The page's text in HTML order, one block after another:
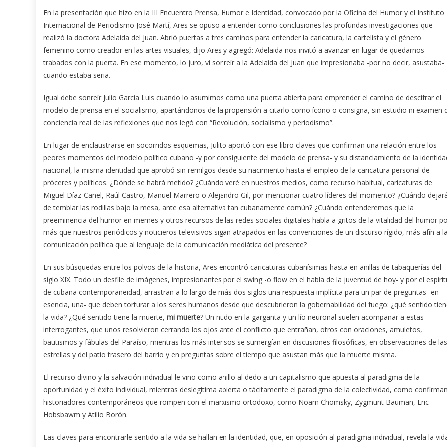
En la presentación que hizo en la III Encuentro Prensa, Humor e Identidad, convocado por la Oficina del Humor y el Instituto
Internacional de Periodismo José Martí, Ares se opuso a entender como conclusiones las profundas investigaciones que
realizó la doctora Adelaida del Juan. Abrió puertas a tres caminos para entender la caricatura, la cartelista y el género
femenino como creador en las artes visuales, dijo Ares y agregó: Adelaida nos invitó a avanzar en lugar de quedarnos
trabados con la puerta. En ese momento, lo juro, vi sonreír a la Adelaida del Juan que impresionaba -por no decir, asustaba-
cuando estaba seria.
Igual debe sonreír Julio García Luis cuando lo asumimos como una puerta abierta para emprender el camino de descifrar el
modelo de prensa en el socialismo, apartándonos de la propensión a citarlo como ícono o consigna, sin estudio ni examen
conciencia real de las reflexiones que nos legó con “Revolución, socialismo y periodismo”.
En lugar de enclaustrarse en socorridos esquemas, Julito aportó con ese libro claves que confirman una relación entre los
peores momentos del modelo político cubano -y por consiguiente del modelo de prensa- y su distanciamiento de la
nacional, la misma identidad que aprobó sin remilgos desde su nacimiento hasta el empleo de la caricatura personal de
próceres y políticos. ¿Dónde se habrá metido? ¿Cuándo veré en nuestros medios, como recurso habitual, caricaturas de
Miguel Díaz-Canel, Raúl Castro, Manuel Marrero o Alejandro Gil, por mencionar cuatro líderes del momento? ¿Cuándo
de temblar las rodillas bajo la mesa, ante esa alternativa tan cubanamente común? ¿Cuándo entenderemos que la
preeminencia del humor en memes y otros recursos de las redes sociales digitales habla a gritos de la vitalidad del humor
más que nuestros periódicos y noticieros televisivos sigan atrapados en las convenciones de un discurso rígido, más afín a la
comunicación política que al lenguaje de la comunicación mediática del presente?
En sus búsquedas entre los polvos de la historia, Ares encontró caricaturas cubanísimas hasta en anillas de tabaquerías del
siglo XIX. Todo un desfile de imágenes, impresionantes por el swing -o flow en el habla de la juventud de hoy- y por el
de cubana contemporaneidad, arrastran a lo largo de más dos siglos una respuesta implícita para un par de preguntas -en
esencia, una- que deben torturar a los seres humanos desde que descubrieron la gobernabilidad del fuego: ¿qué sentido
la vida? ¿Qué sentido tiene la muerte, mi muerte? Un nudo en la garganta y un lío neuronal suelen acompañar a estas
interrogantes, que unos resolvieron cerrando los ojos ante el conflicto que entrañan, otros con oraciones, amuletos,
bautismos y fábulas del Paraíso, mientras los más intensos se sumergían en discusiones filosóficas, en observaciones de las
estrellas y del patio trasero del barrio y en preguntas sobre el tiempo que asustan más que la muerte misma.
El recurso divino y la salvación individual le vino como anillo al dedo a un capitalismo que apuesta al paradigma de la
oportunidad y el éxito individual, mientras deslegitima abierta o tácitamente el paradigma de la colectividad, como confirman
historiadores contemporáneos que rompen con el marxismo ortodoxo, como Noam Chomsky, Zygmunt Bauman, Eric
Hobsbawm y Atilio Borón.
Las claves para encontrarle sentido a la vida se hallan en la identidad, que, en oposición al paradigma individual, revela la